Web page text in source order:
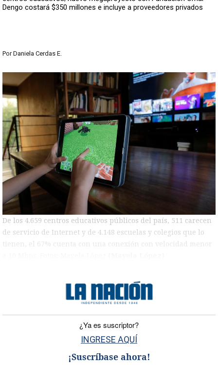
Dengo costará $350 millones e incluye a proveedores privados
Por Daniela Cerdas E.
De los 4.659 centros educativos públicos del país, 511 carecen
de servicio de Internet y de 4.148 escuelas y colegios que lo
tienen, el 67% cuenta con una conexión con velocidad menor